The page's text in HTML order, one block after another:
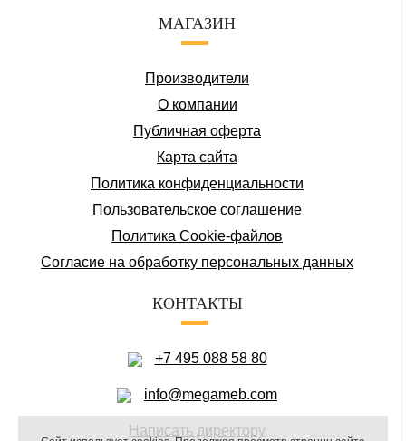
МАГАЗИН
Производители
О компании
Публичная оферта
Карта сайта
Политика конфиденциальности
Пользовательское соглашение
Политика Cookie-файлов
Соглаcие на обработку персональных данных
КОНТАКТЫ
+7 495 088 58 80
info@megameb.com
Написать директору